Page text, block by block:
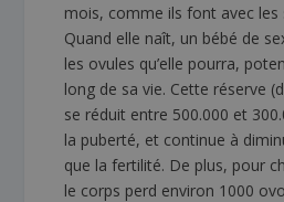
mois, comme ils font avec
Quand elle naît, un bébé de
les ovules qu’elle pourra,
long de sa vie. Cette réserve
se réduit entre 500.000 et
la puberté, et continue à
que la fertilité. De plus, pour
le corps perd environ 1000